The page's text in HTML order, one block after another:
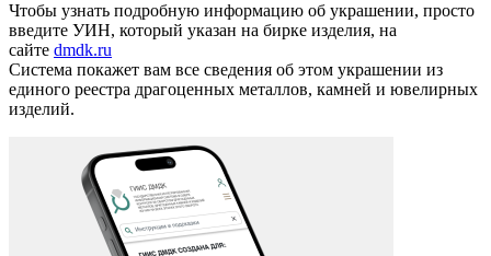
Чтобы узнать подробную информацию об украшении, просто
введите УИН, который указан на бирке изделия, на
сайте dmdk.ru
Система покажет вам все сведения об этом украшении из
единого реестра драгоценных металлов, камней и ювелирных
изделий.